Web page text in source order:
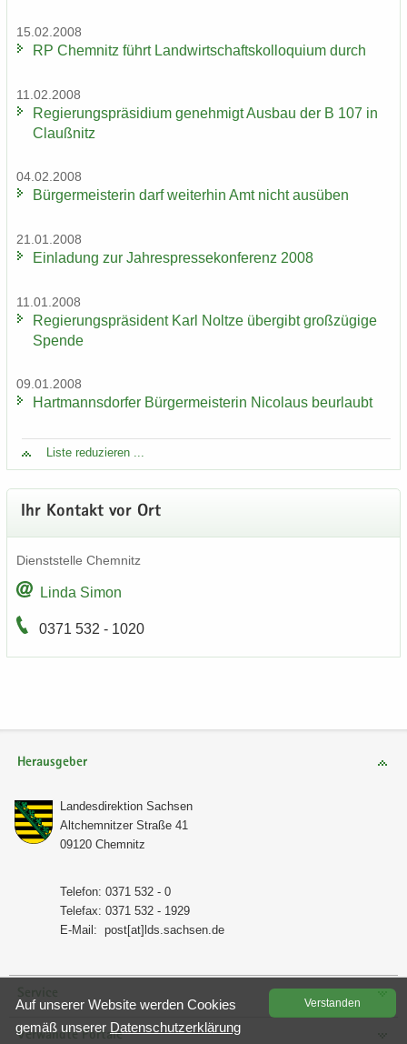
15.02.2008
RP Chem­nitz führt Land­wirt­schafts­kol­lo­qui­um durch
11.02.2008
Re­gie­rungs­prä­si­di­um ge­neh­migt Aus­bau der B 107 in
Clau­ß­nitz
04.02.2008
Bür­ger­meis­te­rin darf wei­ter­hin Amt nicht aus­üben
21.01.2008
Ein­la­dung zur Jah­res­pres­se­kon­fe­renz 2008
11.01.2008
Re­gie­rungs­prä­si­dent Karl Nolt­ze über­gibt groß­zü­gi­ge
Spen­de
09.01.2008
Hart­manns­dor­fer Bür­ger­meis­te­rin Ni­co­laus be­ur­laubt
Liste re­du­zie­ren ...
Ihr Kon­takt vor Ort
Dienst­stel­le Chem­nitz
Linda Simon
0371 532 - 1020
Herausgeber
Lan­des­di­rek­ti­on Sach­sen
Alt­chem­nit­zer Stra­ße 41
09120 Chem­nitz
Te­le­fon: 0371 532 - 0
Te­le­fax: 0371 532 - 1929
E-​Mail: post[at]lds.sach­sen.de
Verwandte Portale
Ver­stan­den
Auf un­se­rer Web­site wer­den Coo­kies
gemäß un­se­rer Da­ten­schutz­er­klä­rung